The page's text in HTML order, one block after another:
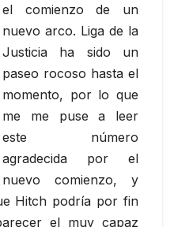
el comienzo de un
nuevo arco. Liga de la
Justicia ha sido un
paseo rocoso hasta el
momento, por lo que
me me puse a leer
este número
agradecida por el
nuevo comienzo, y
Hitch podría por fin
el muy capaz